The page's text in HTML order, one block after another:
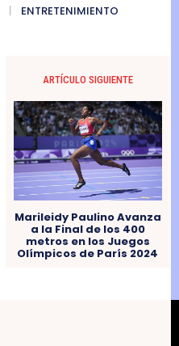
ENTRETENIMIENTO
ARTÍCULO SIGUIENTE
Marileidy Paulino Avanza
a la Final de los 400
metros en los Juegos
Olímpicos de París 2024